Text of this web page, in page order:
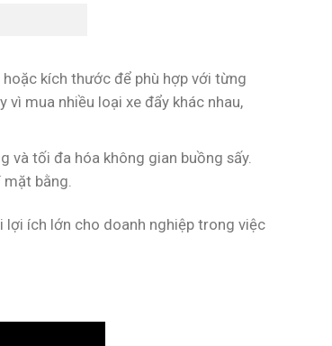
kích thước để phù hợp với từng
vì mua nhiều loại xe đẩy khác nhau,
và tối đa hóa không gian buồng sấy.
bằng.
lợi ích lớn cho doanh nghiệp trong việc